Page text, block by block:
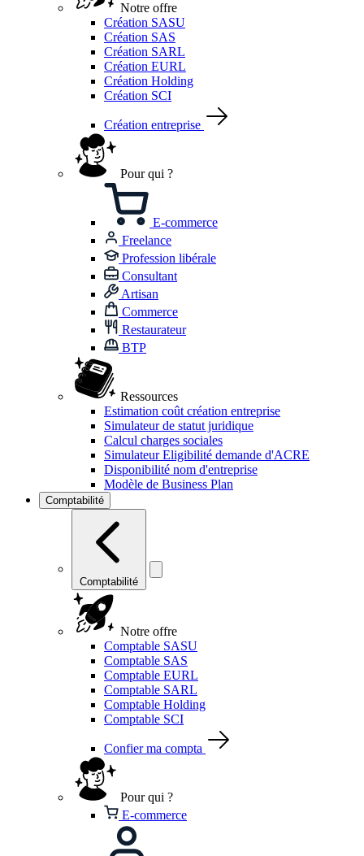
Notre offre
Création SASU
Création SAS
Création SARL
Création EURL
Création Holding
Création SCI
Création entreprise
Pour qui ?
E-commerce
Freelance
Profession libérale
Consultant
Artisan
Commerce
Restaurateur
BTP
Ressources
Estimation coût création entreprise
Simulateur de statut juridique
Calcul charges sociales
Simulateur Eligibilité demande d'ACRE
Disponibilité nom d'entreprise
Modèle de Business Plan
Comptabilité
Comptabilité
Notre offre
Comptable SASU
Comptable SAS
Comptable EURL
Comptable SARL
Comptable Holding
Comptable SCI
Confier ma compta
Pour qui ?
E-commerce